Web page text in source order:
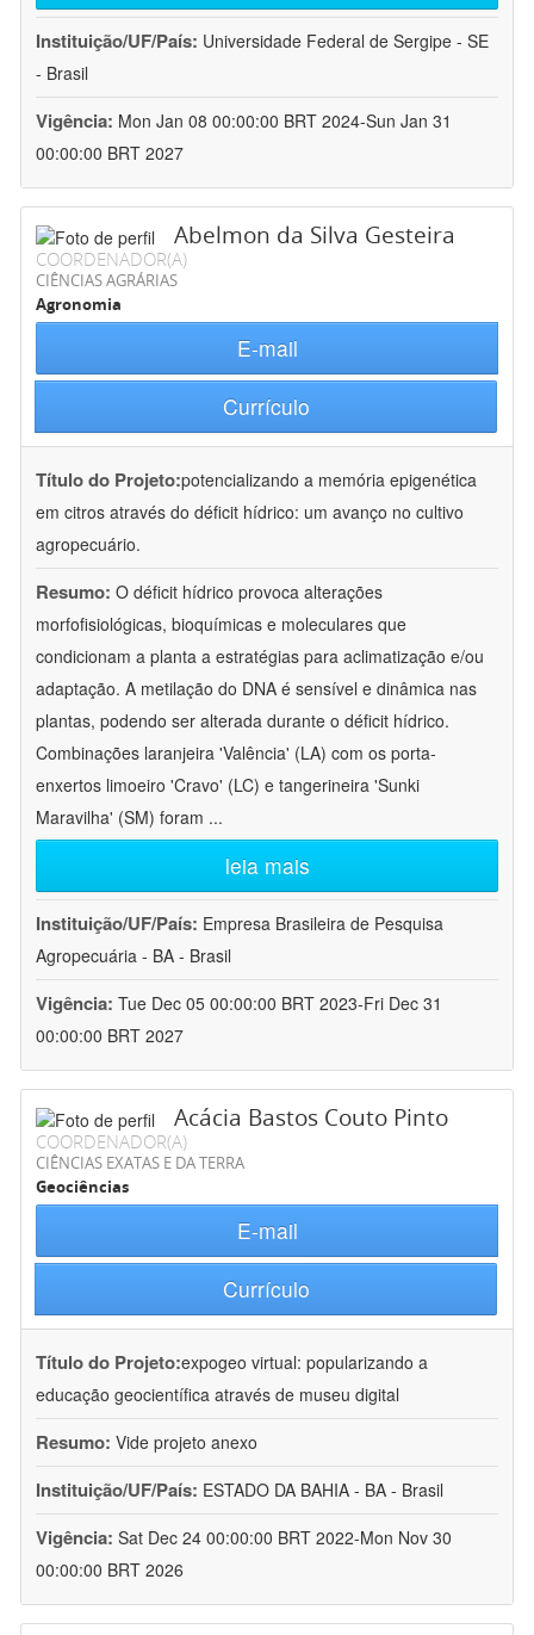
Instituição/UF/País: Universidade Federal de Sergipe - SE
- Brasil
Vigência: Mon Jan 08 00:00:00 BRT 2024-Sun Jan 31
00:00:00 BRT 2027
Abelmon da Silva Gesteira
COORDENADOR(A)
CIÊNCIAS AGRÁRIAS
Agronomia
E-mail
Currículo
Título do Projeto:potencializando a memória epigenética
em citros através do déficit hídrico: um avanço no cultivo
agropecuário.
Resumo: O déficit hídrico provoca alterações
morfofisiológicas, bioquímicas e moleculares que
condicionam a planta a estratégias para aclimatização e/ou
adaptação. A metilação do DNA é sensível e dinâmica nas
plantas, podendo ser alterada durante o déficit hídrico.
Combinações laranjeira 'Valência' (LA) com os porta-
enxertos limoeiro 'Cravo' (LC) e tangerineira 'Sunki
Maravilha' (SM) foram ...
leia mais
Instituição/UF/País: Empresa Brasileira de Pesquisa
Agropecuária - BA - Brasil
Vigência: Tue Dec 05 00:00:00 BRT 2023-Fri Dec 31
00:00:00 BRT 2027
Acácia Bastos Couto Pinto
COORDENADOR(A)
CIÊNCIAS EXATAS E DA TERRA
Geociências
E-mail
Currículo
Título do Projeto:expogeo virtual: popularizando a
educação geocientífica através de museu digital
Resumo: Vide projeto anexo
Instituição/UF/País: ESTADO DA BAHIA - BA - Brasil
Vigência: Sat Dec 24 00:00:00 BRT 2022-Mon Nov 30
00:00:00 BRT 2026